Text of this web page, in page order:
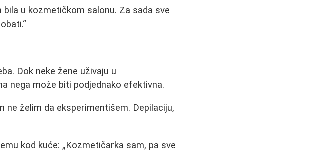
bila u kozmetičkom salonu. Za sada sve
Dok neke žene uživaju u
nega može biti podjednako efektivna.
želim da eksperimentišem. Depilaciju,
kod kuće:
Kozmetičarka sam, pa sve